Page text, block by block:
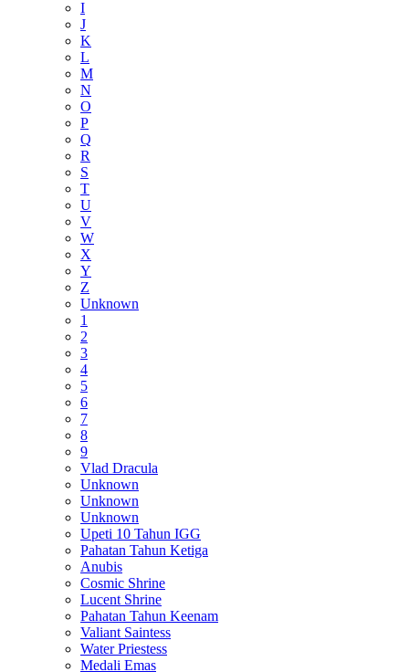
I
J
K
L
M
N
O
P
Q
R
S
T
U
V
W
X
Y
Z
Unknown
1
2
3
4
5
6
7
8
9
Vlad Dracula
Unknown
Unknown
Unknown
Upeti 10 Tahun IGG
Pahatan Tahun Ketiga
Anubis
Cosmic Shrine
Lucent Shrine
Pahatan Tahun Keenam
Valiant Saintess
Water Priestess
Medali Emas